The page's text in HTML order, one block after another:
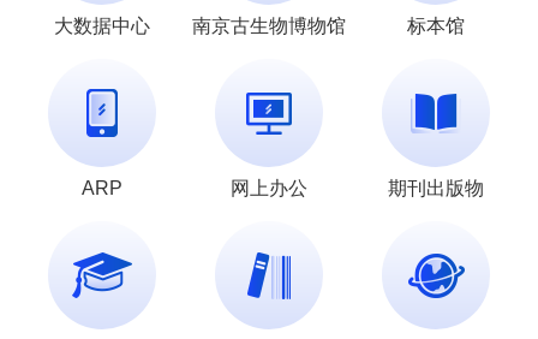
大数据中心 南京古生物博物馆 标本馆
ARP 网上办公 期刊出版物
场多尺度实验观测与物理本构”申请指南》的通
知
31
2026-07
关于转发《2026年度国家自然科学基金指南引
导类原创探索计划项目“跨圈层多尺度地球流体